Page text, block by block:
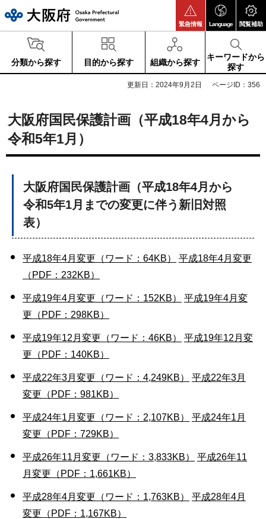
緊急情報 Language 閲覧補助
分類から探す 目的から探す 組織から探す
キーワードから
探す
更新日：2024年9月2日 ページID：356
大阪府国民保護計画（平成18年4月から
令和5年1月）
大阪府国民保護計画（平成18年4月から
令和5年1月までの変更に伴う新旧対照
表）
平成18年4月変更（ワード：64KB）
平成18年4月変更
（PDF：232KB）
平成19年4月変更（ワード：152KB）
平成19年4月変
更（PDF：298KB）
平成19年12月変更（ワード：46KB）
平成19年12月変
更（PDF：140KB）
平成22年3月変更（ワード：4,249KB）
平成22年3月
変更（PDF：981KB）
平成24年1月変更（ワード：2,107KB）
平成24年1月
変更（PDF：729KB）
平成26年11月変更（ワード：3,833KB）
平成26年11
月変更（PDF：1,661KB）
平成28年4月変更（ワード：1,763KB）
平成28年4月
変更（PDF：1,167KB）